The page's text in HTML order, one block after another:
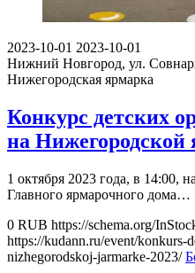
2023-10-01 2023-10-01
Нижний Новгород, ул.
Нижегородская ярмарка
Конкурс детских
на Нижегородской
1 октября 2023 года, в 14:00,
Главного ярмарочного дома…
0 RUB https://schema.org/
https://kudann.ru/event/konkurs-
nizhegorodskoj-jarmarke-2023/